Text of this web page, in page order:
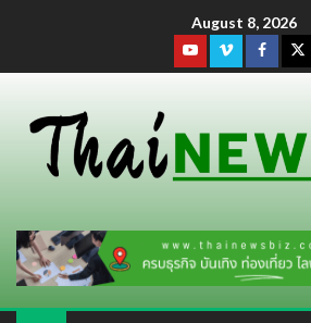
August 8, 2026